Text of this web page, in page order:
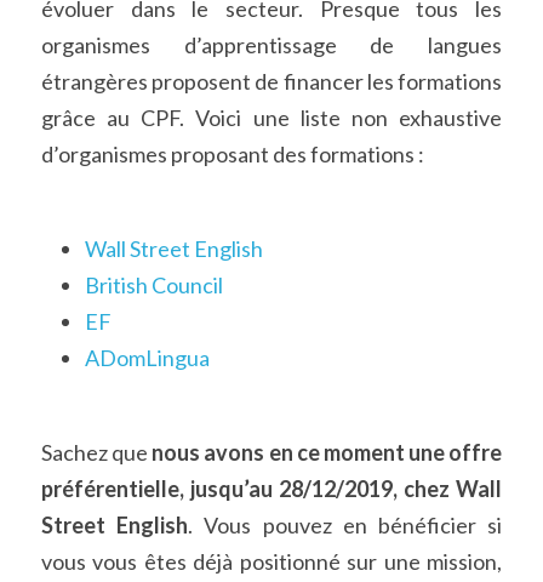
évoluer dans le secteur. Presque tous les
organismes d’apprentissage de langues
étrangères proposent de financer les formations
grâce au CPF. Voici une liste non exhaustive
d’organismes proposant des formations :
Wall Street English
British Council
EF
ADomLingua
Sachez que nous avons en ce moment une offre
préférentielle, jusqu’au 28/12/2019, chez Wall
Street English. Vous pouvez en bénéficier si
vous vous êtes déjà positionné sur une mission,